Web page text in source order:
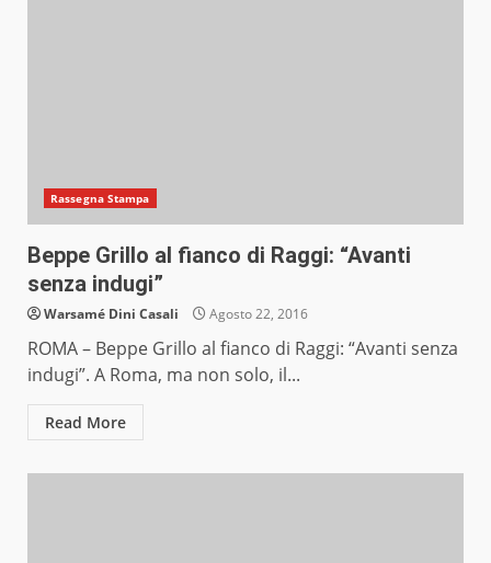
Rassegna Stampa
Beppe Grillo al fianco di Raggi: “Avanti
senza indugi”
Warsamé Dini Casali Agosto 22, 2016
ROMA – Beppe Grillo al fianco di Raggi: “Avanti senza
indugi”. A Roma, ma non solo, il...
Read More